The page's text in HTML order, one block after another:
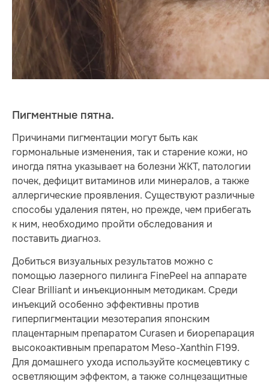
Пигментные пятна.
Причинами пигментации могут быть как
гормональные изменения, так и старение кожи, но
иногда пятна указывает на болезни ЖКТ, патологии
почек, дефицит витаминов или минералов, а также
аллергические проявления. Существуют различные
способы удаления пятен, но прежде, чем прибегать
к ним, необходимо пройти обследования и
поставить диагноз.
Добиться визуальных результатов можно с
помощью лазерного пилинга FinePeel на аппарате
Clear Brilliant и инъекционным методикам. Среди
инъекций особенно эффективны против
гиперпигментации мезотерапия японским
плацентарным препаратом Сurasen и биорепарация
высокоактивным препаратом Meso-Xanthin F199.
Для домашнего ухода используйте космецевтику с
осветляющим эффектом, а также солнцезащитные